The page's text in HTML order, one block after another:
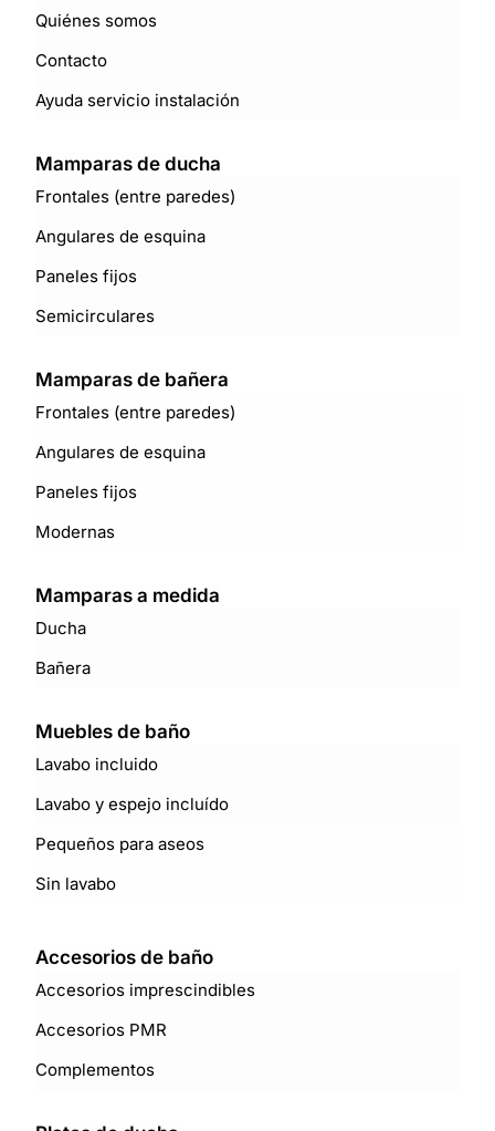
Quiénes somos
Contacto
Ayuda servicio instalación
Mamparas de ducha
Frontales (entre paredes)
Angulares de esquina
Paneles fijos
Semicirculares
Mamparas de bañera
Frontales (entre paredes)
Angulares de esquina
Paneles fijos
Modernas
Mamparas a medida
Ducha
Bañera
Muebles de baño
Lavabo incluido
Lavabo y espejo incluído
Pequeños para aseos
Sin lavabo
Accesorios de baño
Accesorios imprescindibles
Accesorios PMR
Complementos